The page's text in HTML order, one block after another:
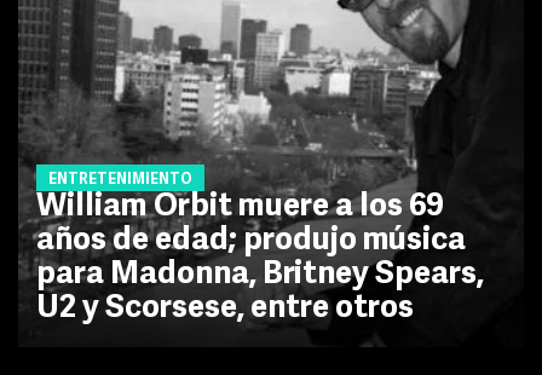
ENTRETENIMIENTO
William Orbit muere a los 69
años de edad; produjo música
para Madonna, Britney Spears,
U2 y Scorsese, entre otros